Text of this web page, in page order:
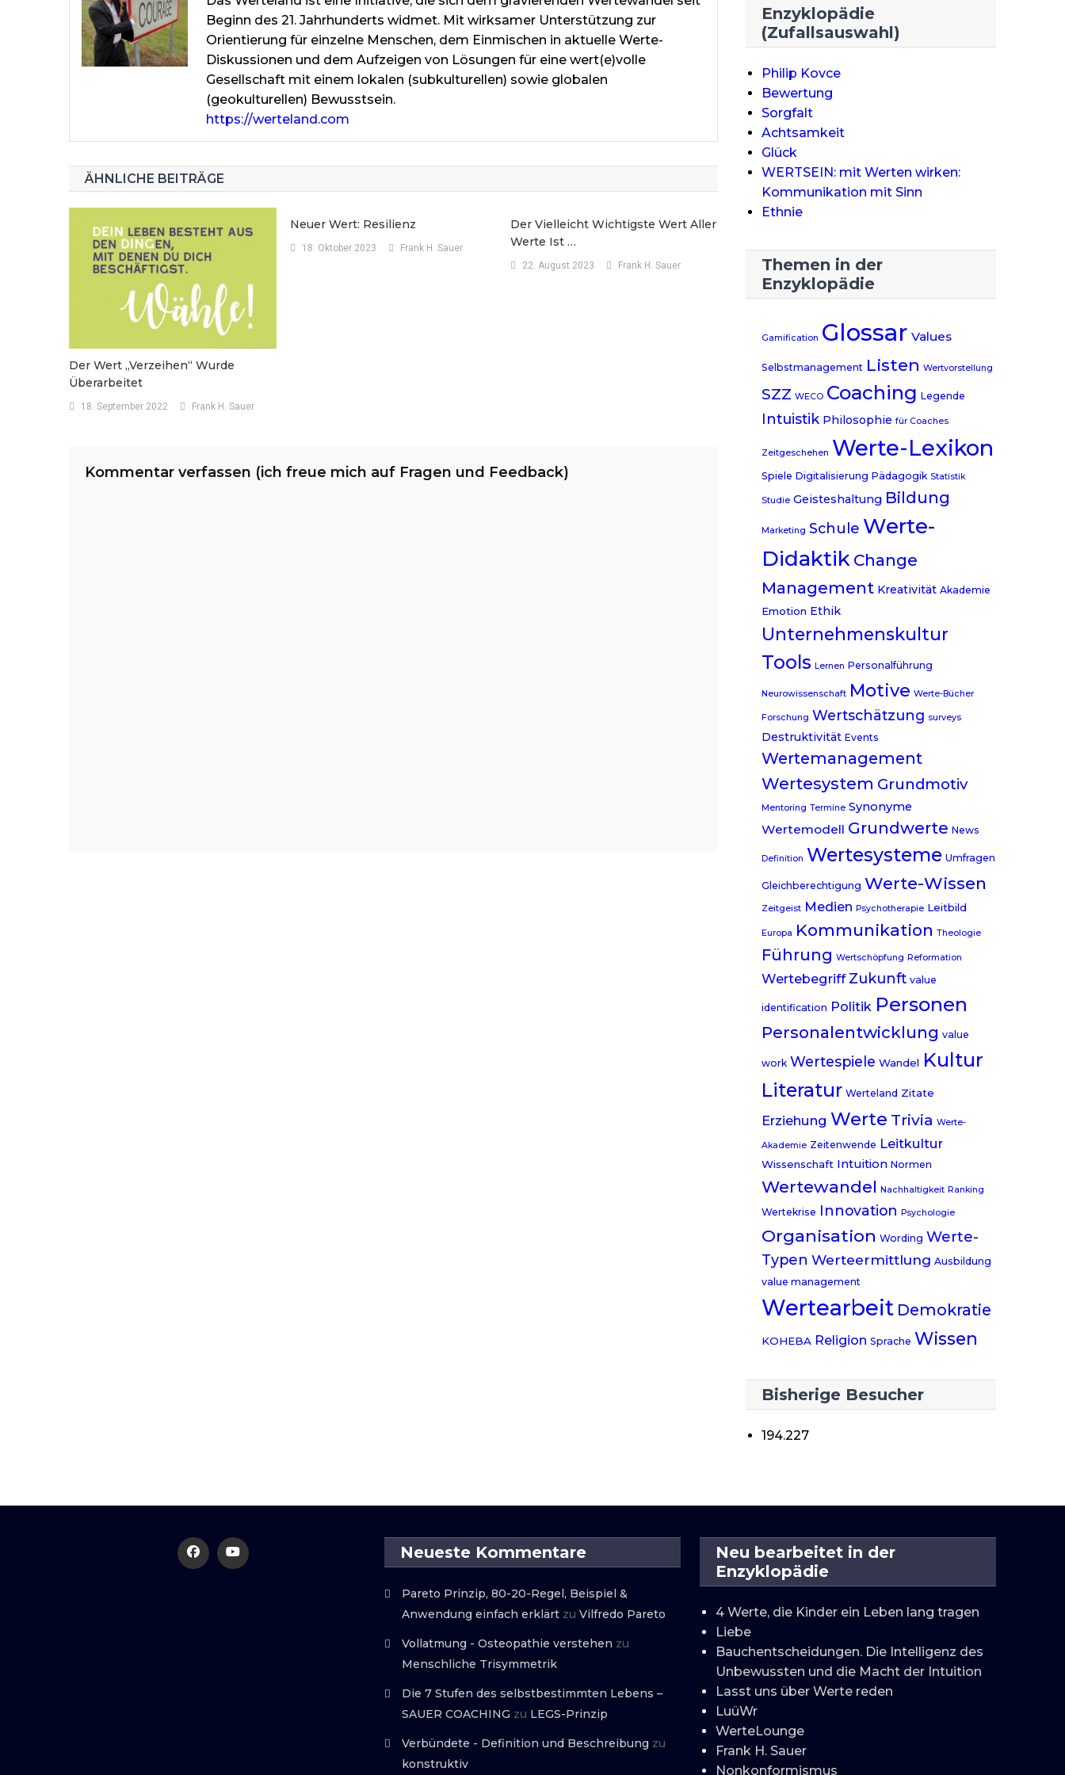
Beginn des 21. Jahrhunderts widmet. Mit wirksamer Unterstützung zur
Orientierung für einzelne Menschen, dem Einmischen in aktuelle Werte-
Diskussionen und dem Aufzeigen von Lösungen für eine wert(e)volle
Gesellschaft mit einem lokalen (subkulturellen) sowie globalen
(geokulturellen) Bewusstsein.
https://werteland.com
ÄHNLICHE BEITRÄGE
Der Wert „verzeihen“ Wurde
Überarbeitet
18. September 2022 Frank H. Sauer
Neuer Wert: Resilienz
18. Oktober 2023 Frank H. Sauer
Der Vielleicht Wichtigste Wert Aller
Werte Ist …
22. August 2023 Frank H. Sauer
Kommentar verfassen (ich freue mich auf Fragen und Feedback)
Enzyklopädie
(Zufallsauswahl)
Philip Kovce
Bewertung
Sorgfalt
Achtsamkeit
Glück
WERTSEIN: mit Werten wirken:
Kommunikation mit Sinn
Ethnie
Themen in der
Enzyklopädie
Gamification Glossar Values
Selbstmanagement Listen Wertvorstellung
SZZ WECO Coaching Legende
Intuistik Philosophie für Coaches
Zeitgeschehen Werte-Lexikon
Spiele Digitalisierung Pädagogik Statistik
Studie Geisteshaltung Bildung
Marketing Schule Werte-
Didaktik Change
Management Kreativität Akademie
Emotion Ethik
Unternehmenskultur
Tools Lernen Personalführung
Neurowissenschaft Motive Werte-Bücher
Forschung Wertschätzung surveys
Destruktivität Events
Wertemanagement
Wertesystem Grundmotiv
Mentoring Termine Synonyme
Wertemodell Grundwerte News
Definition Wertesysteme Umfragen
Gleichberechtigung Werte-Wissen
Zeitgeist Medien Psychotherapie Leitbild
Europa Kommunikation Theologie
Führung Wertschöpfung Reformation
Wertebegriff Zukunft value
identification Politik Personen
Personalentwicklung value
work Wertespiele Wandel Kultur
Literatur Werteland Zitate
Erziehung Werte Trivia Werte-
Akademie Zeitenwende Leitkultur
Wissenschaft Intuition Normen
Wertewandel Nachhaltigkeit Ranking
Wertekrise Innovation Psychologie
Organisation Wording Werte-
Typen Werteermittlung Ausbildung
value management
Wertearbeit Demokratie
KOHEBA Religion Sprache Wissen
Bisherige Besucher
194.227
Neueste Kommentare
Pareto Prinzip, 80-20-Regel, Beispiel &
Anwendung einfach erklärt zuVilfredo Pareto
Vollatmung - Osteopathie verstehen zu
Menschliche Trisymmetrik
Die 7 Stufen des selbstbestimmten Lebens –
SAUER COACHING zu LEGS-Prinzip
Verbündete - Definition und Beschreibung zu
konstruktiv
Neu bearbeitet in der
Enzyklopädie
4 Werte, die Kinder ein Leben lang tragen
Liebe
Bauchentscheidungen. Die Intelligenz des
Unbewussten und die Macht der Intuition
Lasst uns über Werte reden
LuüWr
WerteLounge
Frank H. Sauer
Nonkonformismus